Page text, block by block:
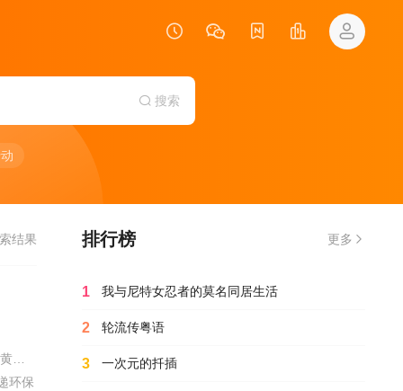
搜索
结果
环保
排行榜 更多
1 我与尼特女忍者的莫名同居生活
2 轮流传粤语
3 一次元的扦插